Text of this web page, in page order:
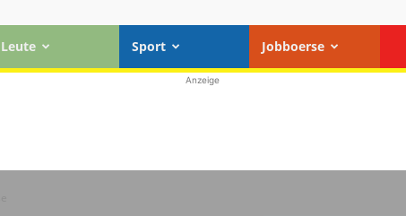
Leute Sport Jobboerse
Anzeige